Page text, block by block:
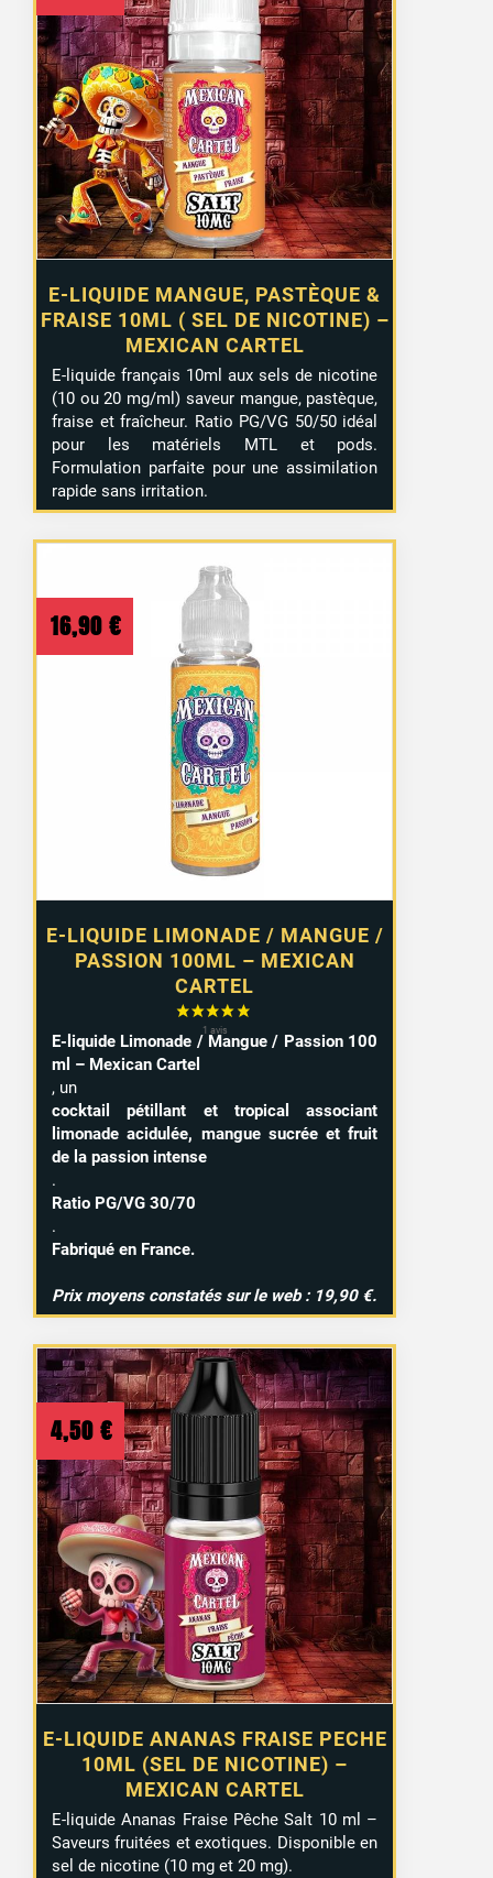
E-LIQUIDE MANGUE, PASTÈQUE &
FRAISE 10ML ( SEL DE NICOTINE) –
MEXICAN CARTEL
E-liquide français 10ml aux sels de nicotine
(10 ou 20 mg/ml) saveur mangue, pastèque,
fraise et fraîcheur. Ratio PG/VG 50/50 idéal
pour les matériels MTL et pods.
Formulation parfaite pour une assimilation
rapide sans irritation.
E-LIQUIDE LIMONADE / MANGUE /
PASSION 100ML – MEXICAN
CARTEL
16,90 €
E-liquide Limonade / Mangue / Passion 100
ml – Mexican Cartel
, un
cocktail pétillant et tropical associant
limonade acidulée, mangue sucrée et fruit
de la passion intense
.
Ratio PG/VG 30/70
.
Fabriqué en France.
Prix moyens constatés sur le web : 19,90 €.
E-LIQUIDE ANANAS FRAISE PECHE
10ML (SEL DE NICOTINE) –
MEXICAN CARTEL
4,50 €
E-liquide Ananas Fraise Pêche Salt 10 ml –
Saveurs fruitées et exotiques. Disponible en
sel de nicotine (10 mg et 20 mg).